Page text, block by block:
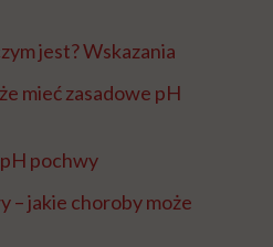
jest? Wskazania
mieć zasadowe pH
pochwy
– jakie choroby może